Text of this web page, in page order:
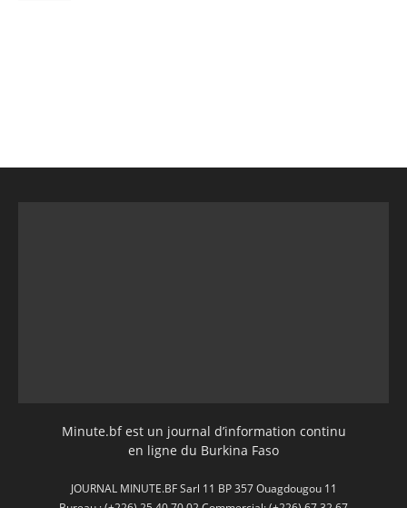
Minute.bf est un journal d’information continu
en ligne du Burkina Faso
JOURNAL MINUTE.BF Sarl 11 BP 357 Ouagdougou 11